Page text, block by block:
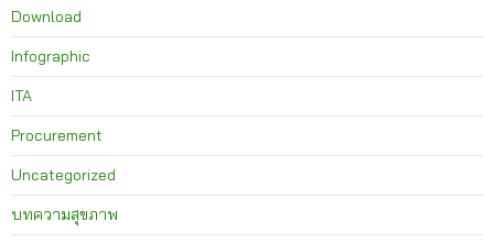
Download
Infographic
ITA
Procurement
Uncategorized
บทความสุขภาพ